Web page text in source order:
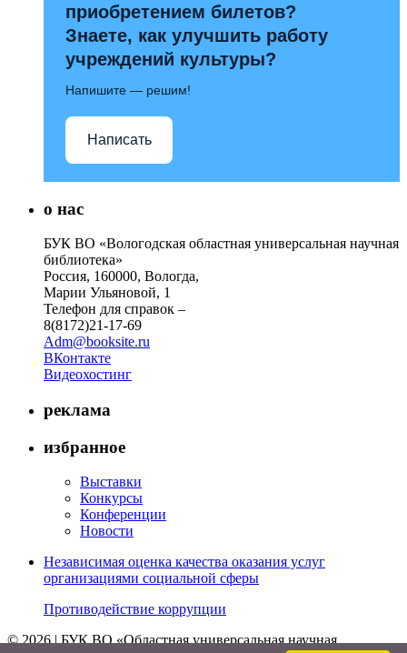
приобретением билетов?
Знаете, как улучшить работу
учреждений культуры?
Напишите — решим!
Написать
о нас
БУК ВО «Вологодская областная универсальная научная
библиотека»
Россия, 160000, Вологда,
Марии Ульяновой, 1
Телефон для справок –
8(8172)21-17-69
Adm@booksite.ru
ВКонтакте
Видеохостинг
реклама
избранное
Выставки
Конкурсы
Конференции
Новости
Независимая оценка качества оказания услуг
организациями социальной сферы
Противодействие коррупции
© 2026 | БУК ВО «Областная универсальная научная